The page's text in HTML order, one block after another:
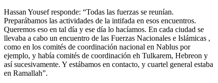
Hassan Yousef responde: “Todas las fuerzas se reunían.
Preparábamos las actividades de la intifada en esos encuentros.
Queremos eso en tal día y ese día lo hacíamos. En cada ciudad se
llevaba a cabo un encuentro de las Fuerzas Nacionales e Islámicas ,
como en los comités de coordinación nacional en Nablus por
ejemplo, y había comités de coordinación eh Tulkarem, Hebreon y
así sucesivamente. Y estábamos en contacto, y cuartel general estaba
en Ramallah”.